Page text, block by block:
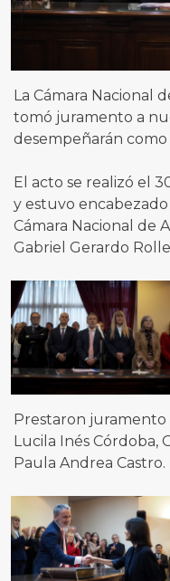
La Cámara Nacional
tomó juramento a
desempeñarán
El acto se realizó el
y estuvo
Cámara Nacional de
Gabriel Gerardo
Prestaron juramento
Lucila Inés Córdoba,
Paula Andrea Castro.